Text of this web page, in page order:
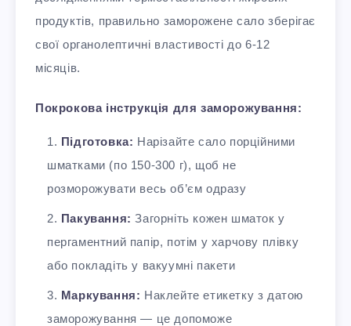
продуктів, правильно заморожене сало зберігає
свої органолептичні властивості до 6-12
місяців.
Покрокова інструкція для заморожування:
Підготовка: Нарізайте сало порційними
шматками (по 150-300 г), щоб не
розморожувати весь об’єм одразу
Пакування: Загорніть кожен шматок у
пергаментний папір, потім у харчову плівку
або покладіть у вакуумні пакети
Маркування: Наклейте етикетку з датою
заморожування — це допоможе